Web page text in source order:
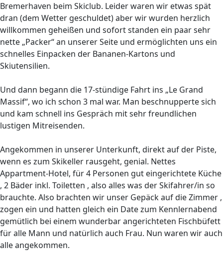
Bremerhaven beim Skiclub. Leider waren wir etwas spät
dran (dem Wetter geschuldet) aber wir wurden herzlich
willkommen geheißen und sofort standen ein paar sehr
nette „Packer“ an unserer Seite und ermöglichten uns ein
schnelles Einpacken der Bananen-Kartons und
Skiutensilien.
Und dann begann die 17-stündige Fahrt ins „Le Grand
Massif“, wo ich schon 3 mal war. Man beschnupperte sich
und kam schnell ins Gespräch mit sehr freundlichen
lustigen Mitreisenden.
Angekommen in unserer Unterkunft, direkt auf der Piste,
wenn es zum Skikeller rausgeht, genial. Nettes
Appartment-Hotel, für 4 Personen gut eingerichtete Küche
, 2 Bäder inkl. Toiletten , also alles was der Skifahrer/in so
brauchte. Also brachten wir unser Gepäck auf die Zimmer ,
zogen ein und hatten gleich ein Date zum Kennlernabend
gemütlich bei einem wunderbar angerichteten Fischbüfett
für alle Mann und natürlich auch Frau. Nun waren wir auch
alle angekommen.